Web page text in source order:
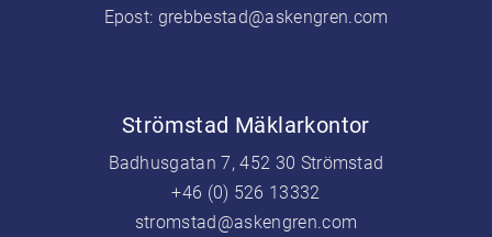
Epost: grebbestad@askengren.com
Strömstad Mäklarkontor
Badhusgatan 7, 452 30 Strömstad
+46 (0) 526 13332
stromstad@askengren.com